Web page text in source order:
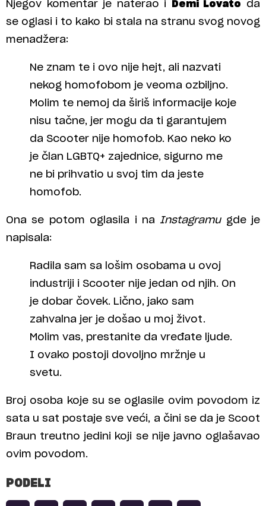
Njegov komentar je naterao i Demi Lovato da
se oglasi i to kako bi stala na stranu svog novog
menadžera:
Ne znam te i ovo nije hejt, ali nazvati
nekog homofobom je veoma ozbiljno.
Molim te nemoj da širiš informacije koje
nisu tačne, jer mogu da ti garantujem
da Scooter nije homofob. Kao neko ko
je član LGBTQ+ zajednice, sigurno me
ne bi prihvatio u svoj tim da jeste
homofob.
Ona se potom oglasila i na Instagramugde je
napisala:
Radila sam sa lošim osobama u ovoj
industriji i Scooter nije jedan od njih. On
je dobar čovek. Lično, jako sam
zahvalna jer je došao u moj život.
Molim vas, prestanite da vređate ljude.
I ovako postoji dovoljno mržnje u
svetu.
Broj osoba koje su se oglasile ovim povodom iz
sata u sat postaje sve veći, a čini se da je Scoot
Braun treutno jedini koji se nije javno oglašavao
ovim povodom.
PODELI